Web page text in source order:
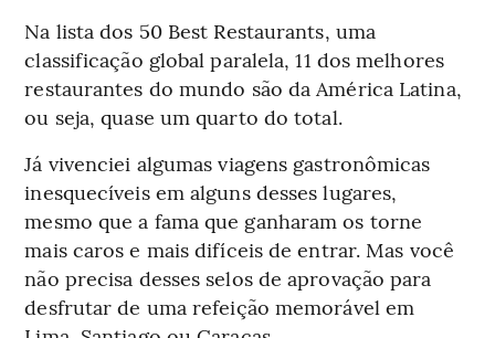
Na lista dos 50 Best Restaurants, uma
classificação global paralela, 11 dos melhores
restaurantes do mundo são da América Latina,
ou seja, quase um quarto do total.
Já vivenciei algumas viagens gastronômicas
inesquecíveis em alguns desses lugares,
mesmo que a fama que ganharam os torne
mais caros e mais difíceis de entrar. Mas você
não precisa desses selos de aprovação para
desfrutar de uma refeição memorável em